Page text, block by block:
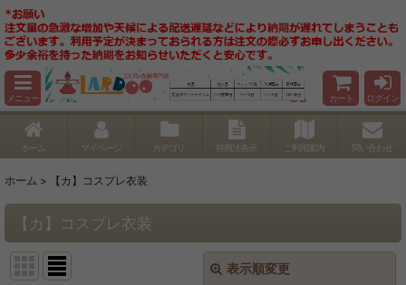
メニュー カート ログイン
ホーム マイページ カテゴリ 特商法表示 ご利用案内 問い合わせ
ホーム > 【カ】コスプレ衣装
【カ】コスプレ衣装
表示順変更